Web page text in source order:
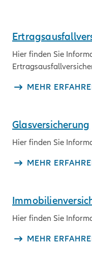
Hier finden Sie
MEHR
Glasversicherung
Hier finden Sie
MEHR
Hier finden Sie
MEHR